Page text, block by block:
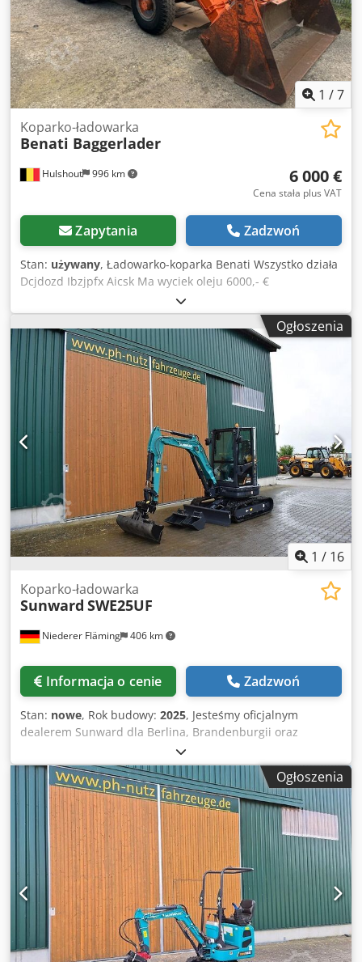
1 /7
Hulshout 996 km
Koparko-ładowarka
Benati Baggerlader
6 000 €
Cena stała plus VAT
Zapytania Zadzwoń
Stan: używany, Ładowarko-koparka Benati Wszystko działa
Dcjdozd Ibzjpfx Aicsk Ma wyciek oleju 6000,- €
Ogłoszenia
1 / 16
Niederer Fläming 406 km
Koparko-ładowarka
Sunward SWE25UF
Informacja o cenie Zadzwoń
Stan: nowe, Rok budowy: 2025, Jesteśmy oficjalnym
dealerem Sunward dla Berlina, Brandenburgii oraz
wschodniej Saksonii. Zapraszamy do odwiedzin i
przekonania się o szerokim wyborze oraz wysokiej jakości
naszych maszyn. Stale w ofercie około 20 koparek
dostępnych od ręki. Minikoparka Sunward SWE25UF – z
krótkim tyłem Nowa maszyna Masa własna: 2650 kg Silnik
Diesla Kubota 3-cylindrowy D1105 Moc: 15,4 kW/2400
obr./min Kabina z amortyzowanym fotelem i ogrzewaniem,
radio z USB Szerokość: 1,50 m Dwie prędkości jazdy z
automatyczną zmianą biegów Funkcja przesuwu
wysięgnika (możliwość pracy bezpośrednio przy ścianach i
żywopłotach) Długi wysięgnik Głębokość kopania: 280 cm
Reflektory LED Hydraulika pomocnicza 1 – proporcjonalna
na joysticku Hydraulika pomocnicza 2 – proporcjonalna na
Ogłoszenia